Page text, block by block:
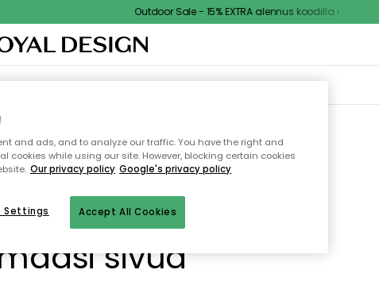
Outdoor Sale - 15% EXTRA alennus koodilla
& MATOTKEITTIÖSÄILYTYSULKOKALUSTEET
löydä
sivua
and ads, and to analyze our traffic. You have the right and
cookies while using our site. However, blocking certain cookies
Our privacy policy Google's privacy policy
Accept All Cookies
Settings